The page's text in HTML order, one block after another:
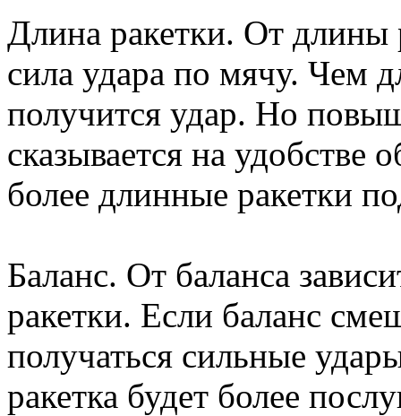
Длина ракетки. От длины
сила удара по мячу. Чем
получится удар. Но
сказывается на удобстве
более длинные ракетки
Баланс. От баланса
ракетки. Если баланс
получаться сильные
ракетка будет более